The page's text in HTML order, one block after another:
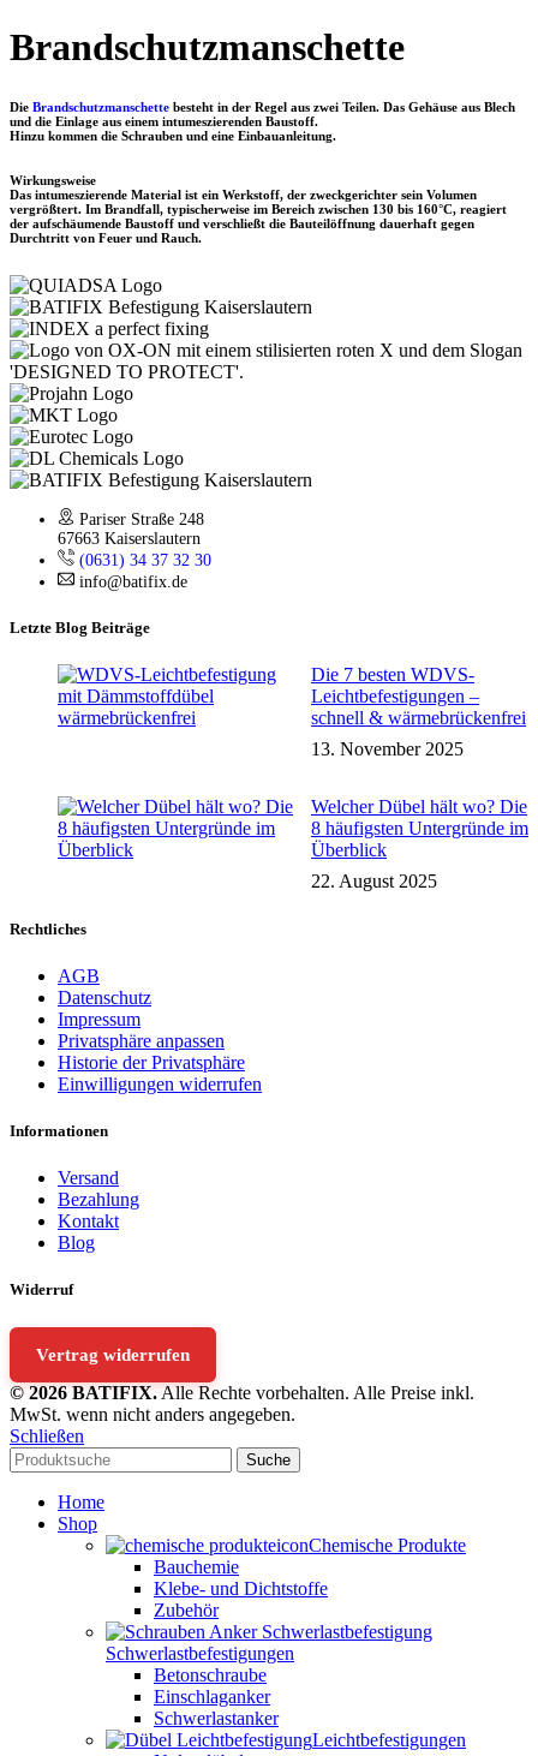
Brandschutzmanschette
Die Brandschutzmanschette besteht in der Regel aus zwei Teilen. Das Gehäuse aus Blech
und die Einlage aus einem intumeszierenden Baustoff.
Hinzu kommen die Schrauben und eine Einbauanleitung.
Wirkungsweise
Das intumeszierende Material ist ein Werkstoff, der zweckgerichter sein Volumen
vergrößtert. Im Brandfall, typischerweise im Bereich zwischen 130 bis 160°C, reagiert
der aufschäumende Baustoff und verschließt die Bauteilöffnung dauerhaft gegen
Durchtritt von Feuer und Rauch.
Pariser Straße 248
67663 Kaiserslautern
(0631) 34 37 32 30
info@batifix.de
Letzte Blog Beiträge
Die 7 besten WDVS-
Leichtbefestigungen –
schnell & wärmebrückenfrei
13. November 2025
Welcher Dübel hält wo? Die
8 häufigsten Untergründe im
Überblick
22. August 2025
Rechtliches
AGB
Datenschutz
Impressum
Privatsphäre anpassen
Historie der Privatsphäre
Einwilligungen widerrufen
Informationen
Versand
Bezahlung
Kontakt
Blog
Widerruf
Vertrag widerrufen
© 2026 BATIFIX.Alle Rechte vorbehalten. Alle Preise inkl.
MwSt. wenn nicht anders angegeben.
Schließen
Suche
Home
Shop
Chemische Produkte
Bauchemie
Klebe- und Dichtstoffe
Zubehör
Schwerlastbefestigungen
Betonschraube
Einschlaganker
Schwerlastanker
Leichtbefestigungen